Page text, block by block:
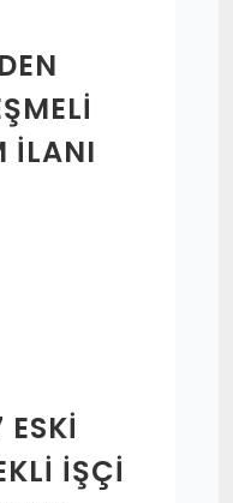
İLANI
ESKI
İŞÇI